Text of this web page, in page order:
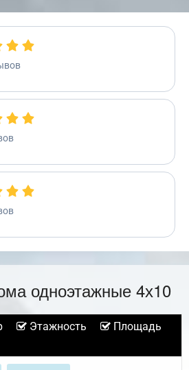
одноэтажные 4х10
Этажность
Площадь